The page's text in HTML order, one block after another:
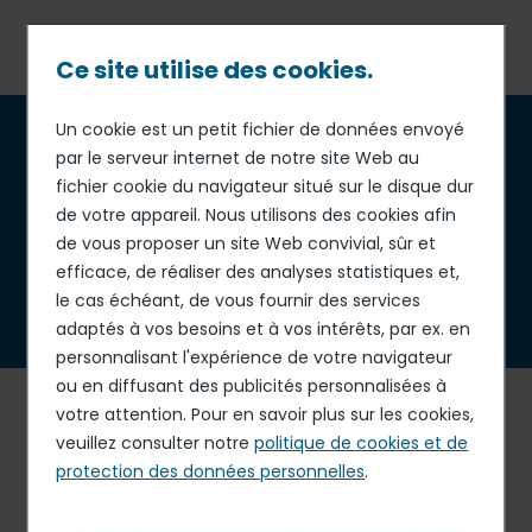
principal
Fil
d'Ariane
Multiservices
Chaque jour, nous accompagnons nos clients dans la
gestion et la valorisation de leurs environnements de
travail et de leurs infrastructures.
Ce site utilise des cookies.
Un cookie est un petit fichier de données envoyé
par le serveur internet de notre site Web au
fichier cookie du navigateur situé sur le disque dur
de votre appareil. Nous utilisons des cookies afin
de vous proposer un site Web convivial, sûr et
efficace, de réaliser des analyses statistiques et,
le cas échéant, de vous fournir des services
adaptés à vos besoins et à vos intérêts, par ex. en
personnalisant l'expérience de votre navigateur
ou en diffusant des publicités personnalisées à
votre attention. Pour en savoir plus sur les cookies,
veuillez consulter notrepolitique de cookies et de
protection des données personnelles.